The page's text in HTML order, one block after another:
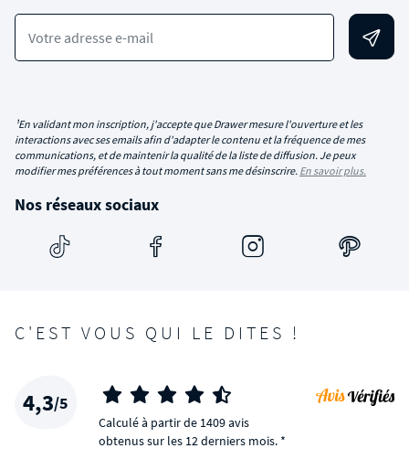
Votre adresse e-mail
¹En validant mon inscription, j'accepte que Drawer mesure l'ouverture et les
interactions avec ses emails afin d'adapter le contenu et la fréquence de mes
communications, et de maintenir la qualité de la liste de diffusion. Je peux
modifier mes préférences à tout moment sans me désinscrire. En savoir plus.
Nos réseaux sociaux
C'EST VOUS QUI LE DITES !
4,3/5
Calculé à partir de 1409 avis
obtenus sur les 12 derniers mois. *